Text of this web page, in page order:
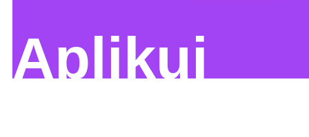
Aplikuj